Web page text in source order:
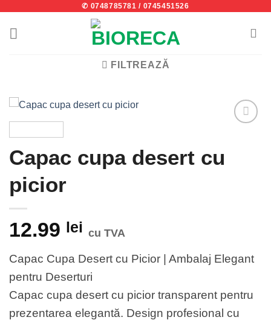
content
✆ 0748785781 / 0745451526
FILTREAZĂ
Capac cupa desert cu
picior
12.99 lei cu TVA
Capac Cupa Desert cu Picior | Ambalaj Elegant
pentru Deserturi
Capac cupa desert cu picior transparent pentru
prezentarea elegantă. Design profesional cu